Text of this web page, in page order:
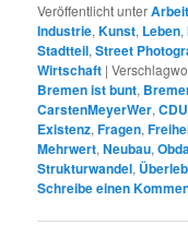
Veröffentlicht unterArbeit
Industrie,Kunst, Leben,
Stadtteil,Street
Wirtschaft |
Bremen ist bunt,
CarstenMeyerWer,CDU
Existenz,Fragen,
Mehrwert,Neubau,
Strukturwandel,
Schreibe einen